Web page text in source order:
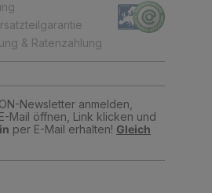
& Ratenzahlung
Newsletter anmelden,
Mail öffnen, Link klicken und
per E-Mail erhalten! Gleich